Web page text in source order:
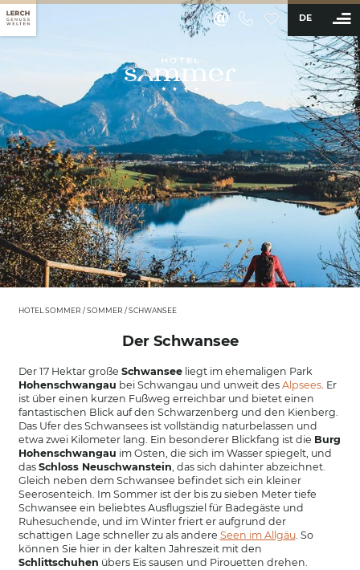
DE
Hotel
Zimmer & Angebote
Wellness & Aktiv
Restaurant & Bar
Erleben
Sommer
Direkt am Forggensee
Winter
HOTEL SOMMER /SOMMER /SCHWANSEE
Der Schwansee
Der 17 Hektar große Schwanseeliegt im ehemaligen Park
Hohenschwangau bei Schwangau und unweit des Alpsees. Er
ist über einen kurzen Fußweg erreichbar und bietet einen
fantastischen Blick auf den Schwarzenberg und den Kienberg.
Das Ufer des Schwansees ist vollständig naturbelassen und
etwa zwei Kilometer lang. Ein besonderer Blickfang ist die Burg
Hohenschwangau im Osten, die sich im Wasser spiegelt, und
das Schloss Neuschwanstein, das sich dahinter abzeichnet.
Gleich neben dem Schwansee befindet sich ein kleiner
Seerosenteich. Im Sommer ist der bis zu sieben Meter tiefe
Schwansee ein beliebtes Ausflugsziel für Badegäste und
Ruhesuchende, und im Winter friert er aufgrund der
schattigen Lage schneller zu als andere Seen im Allgäu. So
können Sie hier in der kalten Jahreszeit mit den
Schlittschuhen übers Eis sausen und Pirouetten drehen.